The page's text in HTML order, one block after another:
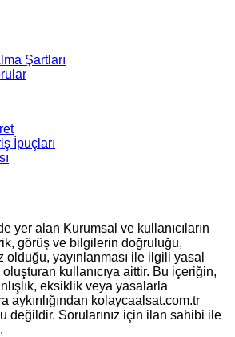
Şartları
İpuçları
yer alan Kurumsal ve kullanıcıların
görüş ve bilgilerin doğruluğu,
yayınlanması ile ilgili yasal
kullanıcıya aittir. Bu içeriğin,
eksiklik veya yasalarla
aykırılığından kolaycaalsat.com.tr
değildir. Sorularınız için ilan sahibi ile